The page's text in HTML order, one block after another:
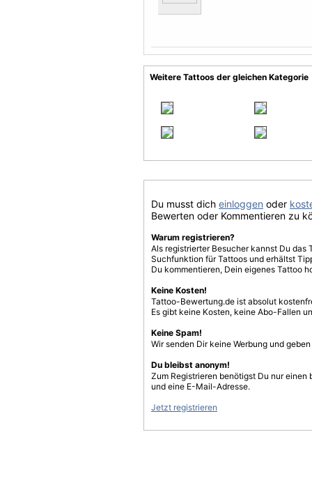
Weitere Tattoos der gleichen Kategorie
Du musst dich einloggen oder
Bewerten oder Kommentieren zu
Warum registrieren?
Als registrierter Besucher kannst Du
Suchfunktion für Tattoos und erhältst
Du kommentieren, Dein eigenes Tattoo
Keine Kosten!
Tattoo-Bewertung.de ist absolut
Es gibt keine Kosten, keine Abo-Fallen
Keine Spam!
Wir senden Dir keine Werbung und
Du bleibst anonym!
Zum Registrieren benötigst Du nur einen
und eine E-Mail-Adresse.
Jetzt registrieren